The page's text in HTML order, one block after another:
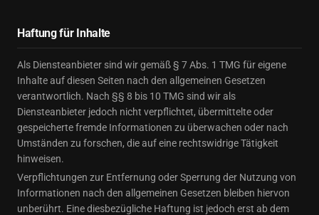
Haftung für Inhalte
Als Diensteanbieter sind wir gemäß § 7 Abs. 1 TMG für eigene
Inhalte auf diesen Seiten nach den allgemeinen Gesetzen
verantwortlich. Nach §§ 8 bis 10 TMG sind wir als
Diensteanbieter jedoch nicht verpflichtet, übermittelte oder
gespeicherte fremde Informationen zu überwachen oder nach
Umständen zu forschen, die auf eine rechtswidrige Tätigkeit
hinweisen.
Verpflichtungen zur Entfernung oder Sperrung der Nutzung von
Informationen nach den allgemeinen Gesetzen bleiben hiervon
unberührt. Eine diesbezügliche Haftung ist jedoch erst ab dem